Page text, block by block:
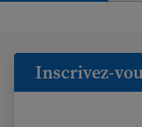
Inscrivez-